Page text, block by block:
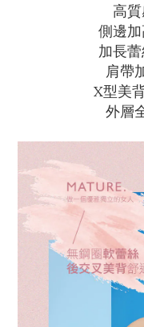
高
側邊
加長
肩帶
X型美
外層